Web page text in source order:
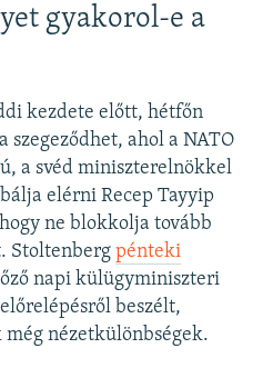
gyakorol-e a
kezdete előtt, hétfőn
ahol a NATO
a svéd miniszterelnökkel
elérni Recep Tayyip
ne blokkolja tovább
Stoltenberg pénteki
napi külügyminiszteri
beszélt,
nézetkülönbségek.